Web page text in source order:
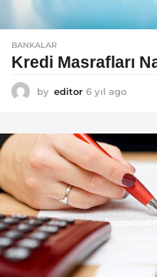
BANKALAR
Kredi Masrafları
by editor 6 yıl ago
l
g
o